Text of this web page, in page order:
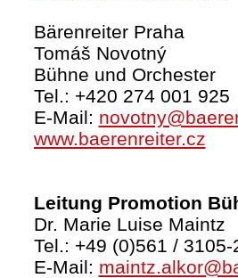
Bärenreiter Praha
Tomáš Novotný
Bühne und Orchester
Tel.: +420 274 001 925
E-Mail:
www.baerenreiter.cz
Leitung Promotion
Dr. Marie Luise Maintz
Tel.: +49 (0)561 /
E-Mail: